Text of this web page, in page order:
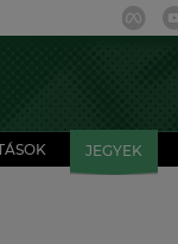
JEGYEK